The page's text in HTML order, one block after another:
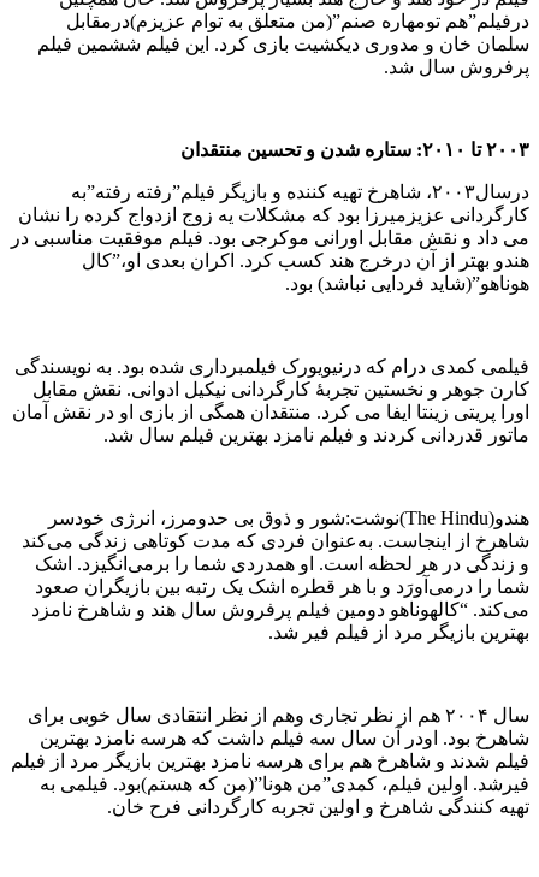
درفیلم”هم تومهاره صنم”(من متعلق به توام عزیزم)درمقابل
سلمان خان و مدوری دیکشیت بازی کرد. این فیلم ششمین فیلم
پرفروش سال شد.
۲۰۰۳ تا ۲۰۱۰: ستاره شدن و تحسین منتقدان
درسال۲۰۰۳، شاهرخ تهیه کننده و بازیگر فیلم”رفته رفته”به
کارگردانی عزیزمیرزا بود که مشکلات یه زوج ازدواج کرده را نشان
می داد و نقش مقابل اورانی موکرجی بود. فیلم موفقیت مناسبی در
هندو بهتر از آن درخرج هند کسب کرد. اکران بعدی او،”کال
هوناهو”(شاید فردایی نباشد) بود.
فیلمی کمدی درام که درنیویورک فیلمبرداری شده بود. به نویسندگی
کارن جوهر و نخستین تجربهٔ کارگردانی نیکیل ادوانی. نقش مقابل
اورا پریتی زینتا ایفا می کرد. منتقدان همگی از بازی او در نقش آمان
ماتور قدردانی کردند و فیلم نامزد بهترین فیلم سال شد.
هندو(The Hindu)نوشت:شور و ذوق بی حدومرز، انرژی خودسر
شاهرخ از اینجاست. به‌عنوان فردی که مدت کوتاهی زندگی می‌کند
و زندگی در هر لحظه است. او همدردی شما را برمی‌انگیزد. اشک
شما را درمی‌آورَد و با هر قطره اشک یک رتبه بین بازیگران صعود
می‌کند. “کالهوناهو دومین فیلم پرفروش سال هند و شاهرخ نامزد
بهترین بازیگر مرد از فیلم فیر شد.
سال ۲۰۰۴ هم از نظر تجاری وهم از نظر انتقادی سال خوبی برای
شاهرخ بود. اودر آن سال سه فیلم داشت که هرسه نامزد بهترین
فیلم شدند و شاهرخ هم برای هرسه نامزد بهترین بازیگر مرد از فیلم
فیرشد. اولین فیلم، کمدی”من هونا”(من که هستم)بود. فیلمی به
تهیه کنندگی شاهرخ و اولین تجربه کارگردانی فرح خان.